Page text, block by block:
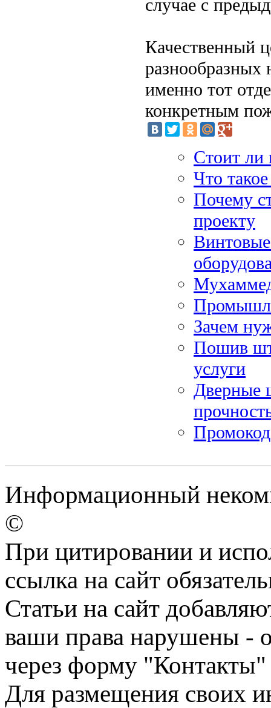
случае с
Качественный
разнообразных
именно тот
конкретным
Стоит ли
Что
Почему
проекту
Зачем
Пошив
услуги
Дверные
Информационный
©
При цитировании и
ссылка на сайт
Статьи на сайт
ваши права нарушены -
через форму "Контакты"
Для размещения своих